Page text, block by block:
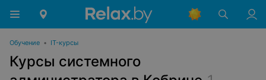
Обучение • IT-курсы
Курсы системного